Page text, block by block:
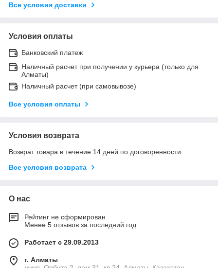
Все условия доставки
Условия оплаты
Банковский платеж
Наличный расчет при получении у курьера (только для
Алматы)
Наличный расчет (при самовывозе)
Все условия оплаты
Условия возврата
Возврат товара в течение 14 дней по договоренности
Все условия возврата
О нас
Рейтинг не сформирован
Менее 5 отзывов за последний год
Работает с 29.09.2013
г. Алматы